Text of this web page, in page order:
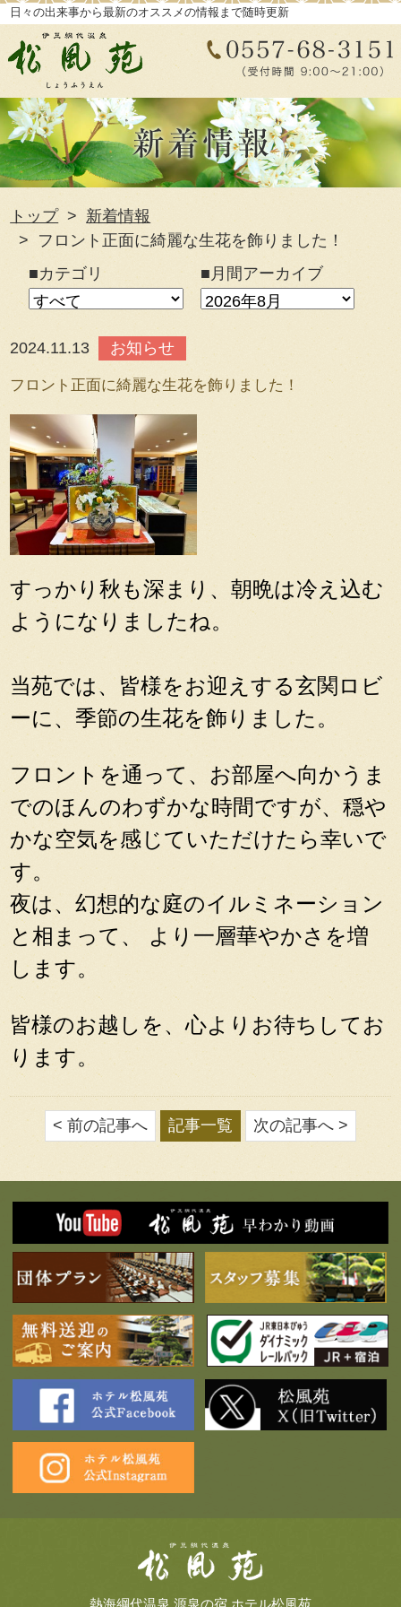
日々の出来事から最新のオススメの情報まで随時更新
トップ
新着情報
フロント正面に綺麗な生花を飾りました！
■カテゴリ
■月間アーカイブ
2024.11.13 お知らせ
フロント正面に綺麗な生花を飾りました！
すっかり秋も深まり、朝晩は冷え込む
ようになりましたね。
当苑では、皆様をお迎えする玄関ロビ
ーに、季節の生花を飾りました。
フロントを通って、お部屋へ向かうま
でのほんのわずかな時間ですが、穏や
かな空気を感じていただけたら幸いで
す。
夜は、幻想的な庭のイルミネーション
と相まって、 より一層華やかさを増
します。
皆様のお越しを、心よりお待ちしてお
ります。
< 前の記事へ 記事一覧 次の記事へ >
熱海綱代温泉 源泉の宿 ホテル松風苑